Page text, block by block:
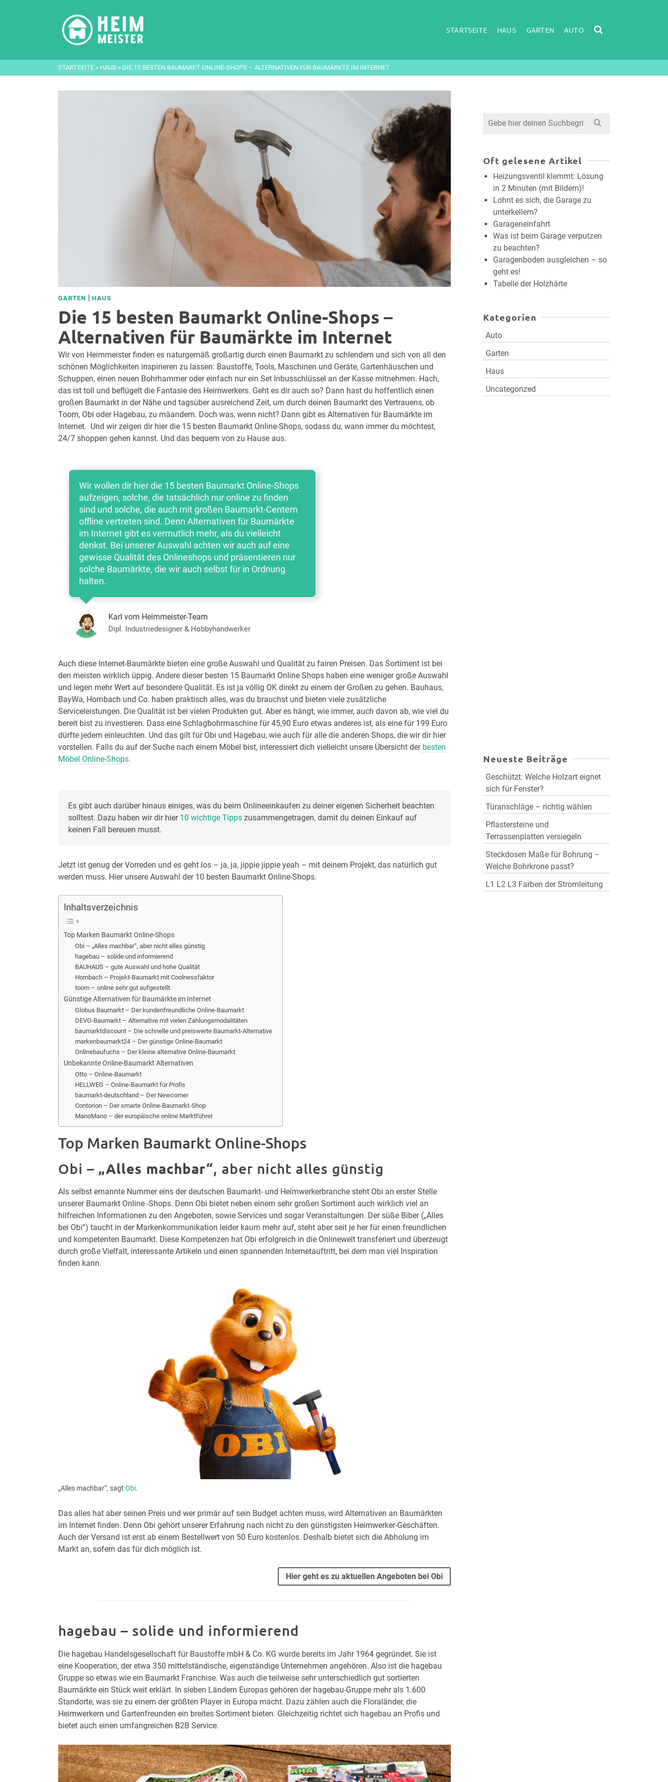
STARTSEITE HAUS GARTEN AUTO
STARTSEITE » HAUS » DIE 15 BESTEN BAUMARKT ONLINE-SHOPS – ALTERNATIVEN FÜR BAUMÄRKTE IM INTERNET
GARTEN | HAUS
Die 15 besten Baumarkt Online-Shops –
Alternativen für Baumärkte im Internet
Wir von Heimmeister finden es naturgemäß großartig durch einen Baumarkt zu schlendern und sich von all den
schönen Möglichkeiten inspirieren zu lassen: Baustoffe, Tools, Maschinen und Geräte, Gartenhäuschen und
Schuppen, einen neuen Bohrhammer oder einfach nur ein Set Inbusschlüssel an der Kasse mitnehmen. Hach,
das ist toll und beflügelt die Fantasie des Heimwerkers. Geht es dir auch so? Dann hast du hoffentlich einen
großen Baumarkt in der Nähe und tagsüber ausreichend Zeit, um durch deinen Baumarkt des Vertrauens, ob
Toom, Obi oder Hagebau, zu mäandern. Doch was, wenn nicht? Dann gibt es Alternativen für Baumärkte im
Internet. Und wir zeigen dir hier die 15 besten Baumarkt Online-Shops, sodass du, wann immer du möchtest,
24/7 shoppen gehen kannst. Und das bequem von zu Hause aus.
Wir wollen dir hier die 15 besten Baumarkt Online-Shops
aufzeigen, solche, die tatsächlich nur online zu finden
sind und solche, die auch mit großen Baumarkt-Centern
offline vertreten sind. Denn Alternativen für Baumärkte
im Internet gibt es vermutlich mehr, als du vielleicht
denkst. Bei unserer Auswahl achten wir auch auf eine
gewisse Qualität des Onlineshops und präsentieren nur
solche Baumärkte, die wir auch selbst für in Ordnung
halten.
Karl vom Heimmeister-Team
Dipl. Industriedesigner & Hobbyhandwerker
Auch diese Internet-Baumärkte bieten eine große Auswahl und Qualität zu fairen Preisen. Das Sortiment ist bei
den meisten wirklich üppig. Andere dieser besten 15 Baumarkt Online Shops haben eine weniger große Auswahl
und legen mehr Wert auf besondere Qualität. Es ist ja völlig OK direkt zu einem der Großen zu gehen. Bauhaus,
BayWa, Hornbach und Co. haben praktisch alles, was du brauchst und bieten viele zusätzliche
Serviceleistungen. Die Qualität ist bei vielen Produkten gut. Aber es hängt, wie immer, auch davon ab, wie viel du
bereit bist zu investieren. Dass eine Schlagbohrmaschine für 45,90 Euro etwas anderes ist, als eine für 199 Euro
dürfte jedem einleuchten. Und das gilt für Obi und Hagebau, wie auch für alle die anderen Shops, die wir dir hier
vorstellen. Falls du auf der Suche nach einem Möbel bist, interessiert dich vielleicht unsere Übersicht derbesten
Möbel Online-Shops.
Es gibt auch darüber hinaus einiges, was du beim Onlineeinkaufen zu deiner eigenen Sicherheit beachten
solltest. Dazu haben wir dir hier 10 wichtige Tipps zusammengetragen, damit du deinen Einkauf auf
keinen Fall bereuen musst.
Jetzt ist genug der Vorreden und es geht los – ja, ja, jippie jippie yeah – mit deinem Projekt, das natürlich gut
werden muss. Hier unsere Auswahl der 10 besten Baumarkt Online-Shops.
Inhaltsverzeichnis
Top Marken Baumarkt Online-Shops
Obi – „Alles machbar“, aber nicht alles günstig
hagebau – solide und informierend
BAUHAUS – gute Auswahl und hohe Qualität
Hornbach – Projekt-Baumarkt mit Coolnessfaktor
toom – online sehr gut aufgestellt
Günstige Alternativen für Baumärkte im Internet
Globus Baumarkt – Der kundenfreundliche Online-Baumarkt
DEVO-Baumarkt – Alternative mit vielen Zahlungsmodalitäten
baumarktdiscount – Die schnelle und preiswerte Baumarkt-Alternative
markenbaumarkt24 – Der günstige Online-Baumarkt
Onlinebaufuchs – Der kleine alternative Online-Baumarkt
Unbekannte Online-Baumarkt Alternativen
Otto – Online-Baumarkt
HELLWEG – Online-Baumarkt für Profis
baumarkt-deutschland – Der Newcomer
Contorion – Der smarte Online-Baumarkt-Shop
ManoMano – der europäische online Marktführer
Top Marken Baumarkt Online-Shops
Obi – „Alles machbar“, aber nicht alles günstig
Als selbst ernannte Nummer eins der deutschen Baumarkt- und Heimwerkerbranche steht Obi an erster Stelle
unserer Baumarkt Online -Shops. Denn Obi bietet neben einem sehr großen Sortiment auch wirklich viel an
hilfreichen Informationen zu den Angeboten, sowie Services und sogar Veranstaltungen. Der süße Biber („Alles
bei Obi“) taucht in der Markenkommunikation leider kaum mehr auf, steht aber seit je her für einen freundlichen
und kompetenten Baumarkt. Diese Kompetenzen hat Obi erfolgreich in die Onlinewelt transferiert und überzeugt
durch große Vielfalt, interessante Artikeln und einen spannenden Internetauftritt, bei dem man viel Inspiration
finden kann.
„Alles machbar“, sagt Obi.
Das alles hat aber seinen Preis und wer primär auf sein Budget achten muss, wird Alternativen an Baumärkten
im Internet finden. Denn Obi gehört unserer Erfahrung nach nicht zu den günstigsten Heimwerker-Geschäften.
Auch der Versand ist erst ab einem Bestellwert von 50 Euro kostenlos. Deshalb bietet sich die Abholung im
Markt an, sofern das für dich möglich ist.
Hier geht es zu aktuellen Angeboten bei Obi
hagebau – solide und informierend
Die hagebau Handelsgesellschaft für Baustoffe mbH & Co. KG wurde bereits im Jahr 1964 gegründet. Sie ist
eine Kooperation, der etwa 350 mittelständische, eigenständige Unternehmen angehören. Also ist die hagebau
Gruppe so etwas wie ein Baumarkt Franchise. Was auch die teilweise sehr unterschiedlich gut sortierten
Baumärkte ein Stück weit erklärt. In sieben Ländern Europas gehören der hagebau-Gruppe mehr als 1.600
Standorte, was sie zu einem der größten Player in Europa macht. Dazu zählen auch die Floraländer, die
Heimwerkern und Gartenfreunden ein breites Sortiment bieten. Gleichzeitig richtet sich hagebau an Profis und
bietet auch einen umfangreichen B2B Service.
Search
Oft gelesene Artikel
Heizungsventil klemmt: Lösung
in 2 Minuten (mit Bildern)!
Lohnt es sich, die Garage zu
unterkellern?
Garageneinfahrt
Was ist beim Garage verputzen
zu beachten?
Garagenboden ausgleichen – so
geht es!
Tabelle der Holzhärte
Kategorien
Auto
Garten
Haus
Uncategorized
Neueste Beiträge
Geschützt: Welche Holzart eignet
sich für Fenster?
Türanschläge – richtig wählen
Pflastersteine und
Terrassenplatten versiegeln
Steckdosen Maße für Bohrung –
Welche Bohrkrone passt?
L1 L2 L3 Farben der Stromleitung